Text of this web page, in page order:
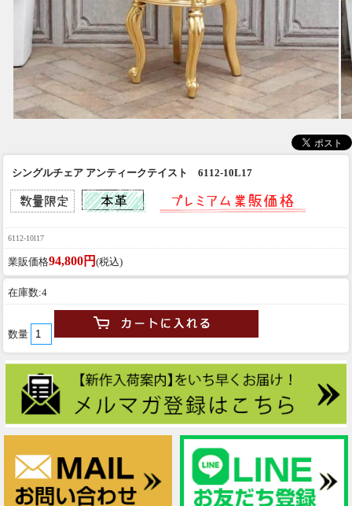
シングルチェア アンティークテイスト 6112-10L17
6112-10l17
業販価格94,800円 (税込)
在庫数:4
数量